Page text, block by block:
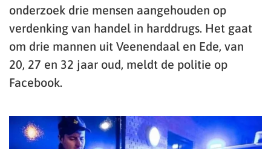
onderzoek drie mensen aangehouden op
verdenking van handel in harddrugs. Het gaat
om drie mannen uit Veenendaal en Ede, van
20, 27 en 32 jaar oud, meldt de politie op
Facebook.